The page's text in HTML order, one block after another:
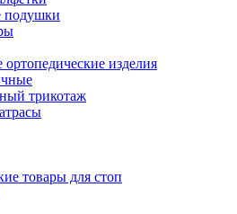
подушки
изделия
трикотаж
товары для стоп